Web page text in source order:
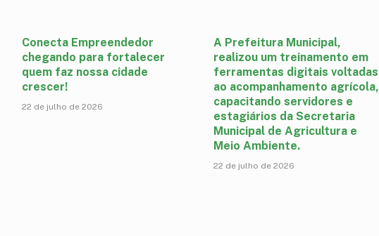
Conecta Empreendedor
chegando para fortalecer
quem faz nossa cidade
crescer!
22 de julho de 2026
A Prefeitura Municipal,
realizou um treinamento em
ferramentas digitais voltadas
ao acompanhamento agrícola,
capacitando servidores e
estagiários da Secretaria
Municipal de Agricultura e
Meio Ambiente.
22 de julho de 2026